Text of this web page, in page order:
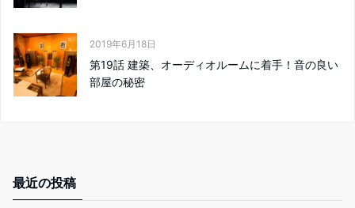
2019年6月18日
第19話 建築、オーディオルームに着手！音の良い
部屋の秘密
最近の投稿